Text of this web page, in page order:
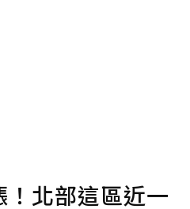
北部這區近一